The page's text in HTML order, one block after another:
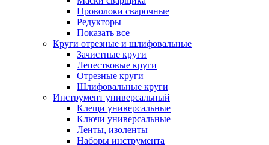
Проволоки сварочные
Редукторы
Показать все
Круги отрезные и шлифовальные
Зачистные круги
Лепестковые круги
Отрезные круги
Шлифовальные круги
Инструмент универсальный
Клещи универсальные
Ключи универсальные
Ленты, изоленты
Наборы инструмента